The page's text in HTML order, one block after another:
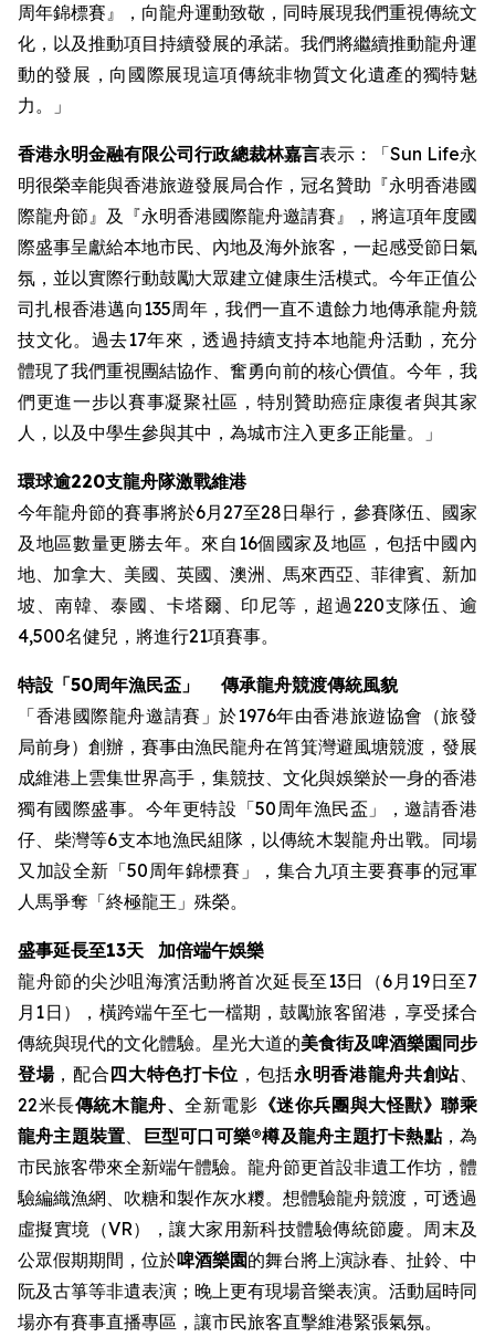
周年錦標賽』，向龍舟運動致敬，同時展現我們重視傳統文
化，以及推動項目持續發展的承諾。我們將繼續推動龍舟運
動的發展，向國際展現這項傳統非物質文化遺產的獨特魅
力。」
香港永明金融有限公司行政總裁林嘉言表示：「Sun Life永
明很榮幸能與香港旅遊發展局合作，冠名贊助『永明香港國
際龍舟節』及『永明香港國際龍舟邀請賽』，將這項年度國
際盛事呈獻給本地市民、內地及海外旅客，一起感受節日氣
氛，並以實際行動鼓勵大眾建立健康生活模式。今年正值公
司扎根香港邁向135周年，我們一直不遺餘力地傳承龍舟競
技文化。過去17年來，透過持續支持本地龍舟活動，充分
體現了我們重視團結協作、奮勇向前的核心價值。今年，我
們更進一步以賽事凝聚社區，特別贊助癌症康復者與其家
人，以及中學生參與其中，為城市注入更多正能量。」
環球逾220支龍舟隊激戰維港
今年龍舟節的賽事將於6月27至28日舉行，參賽隊伍、國家
及地區數量更勝去年。來自16個國家及地區，包括中國內
地、加拿大、美國、英國、澳洲、馬來西亞、菲律賓、新加
坡、南韓、泰國、卡塔爾、印尼等，超過220支隊伍、逾
4,500名健兒，將進行21項賽事。
特設 「50周年漁民盃」
傳承龍舟競渡傳統風貌
「香港國際龍舟邀請賽」於1976年由香港旅遊協會（旅發
局前身）創辦，賽事由漁民龍舟在筲箕灣避風塘競渡，發展
成維港上雲集世界高手，集競技、文化與娛樂於一身的香港
獨有國際盛事。今年更特設「50周年漁民盃」，邀請香港
仔、柴灣等6支本地漁民組隊，以傳統木製龍舟出戰。同場
又加設全新「50周年錦標賽」，集合九項主要賽事的冠軍
人馬爭奪「終極龍王」殊榮。
盛事延長至13天
加倍端午娛樂
龍舟節的尖沙咀海濱活動將首次延長至13日（6月19日至7
月1日），橫跨端午至七一檔期，鼓勵旅客留港，享受揉合
傳統與現代的文化體驗。星光大道的美食街及啤酒樂園同步
登場，配合四大特色打卡位 ，包括永明香港龍舟共創站、
22米長傳統木龍舟、全新電影 《迷你兵團與大怪獸》聯乘
龍舟主題裝置、 巨型可口可樂®樽及龍舟主題打卡熱點，為
市民旅客帶來全新端午體驗。龍舟節更首設非遺工作坊，體
驗編織漁網、吹糖和製作灰水糭。想體驗龍舟競渡，可透過
虛擬實境（VR），讓大家用新科技體驗傳統節慶。周末及
公眾假期期間，位於啤酒樂園的舞台將上演詠春、扯鈴、中
阮及古箏等非遺表演；晚上更有現場音樂表演。活動屆時同
場亦有賽事直播專區，讓市民旅客直擊維港緊張氣氛。